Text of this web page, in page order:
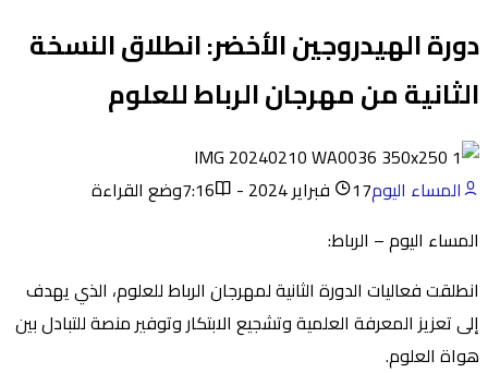
دورة الهيدروجين الأخضر: انطلاق النسخة
الثانية من مهرجان الرباط للعلوم
المساء اليوم17 فبراير 2024 - 7:16
وضع القراءة
المساء اليوم – الرباط:
انطلقت فعاليات الدورة الثانية لمهرجان الرباط للعلوم، الذي يهدف
إلى تعزيز المعرفة العلمية وتشجيع الابتكار وتوفير منصة للتبادل بين
هواة العلوم.